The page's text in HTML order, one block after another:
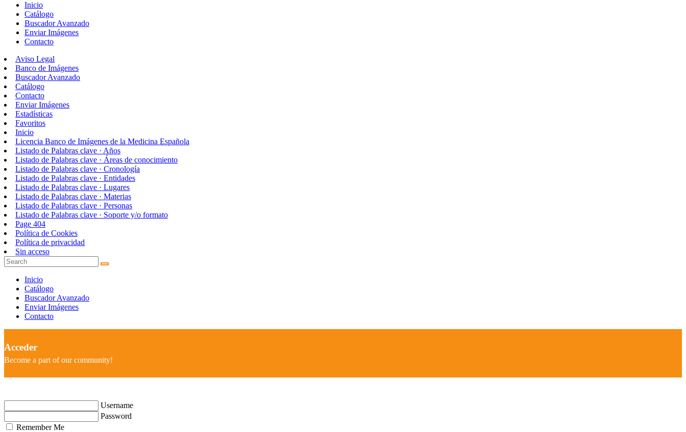
Inicio
Catálogo
Buscador Avanzado
Enviar Imágenes
Contacto
Aviso Legal
Banco de Imágenes
Buscador Avanzado
Catálogo
Contacto
Enviar Imágenes
Estadísticas
Favoritos
Inicio
Licencia Banco de Imágenes de la Medicina Española
Listado de Palabras clave · Años
Listado de Palabras clave · Áreas de conocimiento
Listado de Palabras clave · Cronología
Listado de Palabras clave · Entidades
Listado de Palabras clave · Lugares
Listado de Palabras clave · Materias
Listado de Palabras clave · Personas
Listado de Palabras clave · Soporte y/o formato
Page 404
Política de Cookies
Política de privacidad
Sin acceso
Inicio
Catálogo
Buscador Avanzado
Enviar Imágenes
Contacto
Acceder
Become a part of our community!
Username
Password
Remember Me